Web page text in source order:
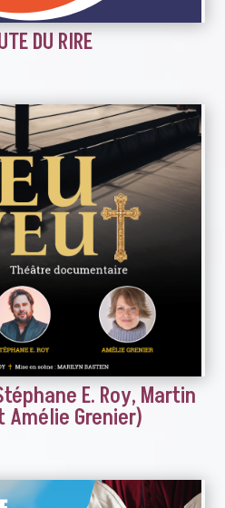
DU RIRE
E. Roy, Martin
Amélie Grenier)